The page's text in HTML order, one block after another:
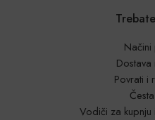
Načini
Povrati i
Vodiči za